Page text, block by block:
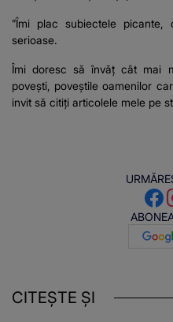
”Îmi plac subiectele
serioase.
Îmi doresc să învăț cât mai
povești, poveștile oamenilor
invit să citiți articolele mele pe
CITEȘTE ȘI